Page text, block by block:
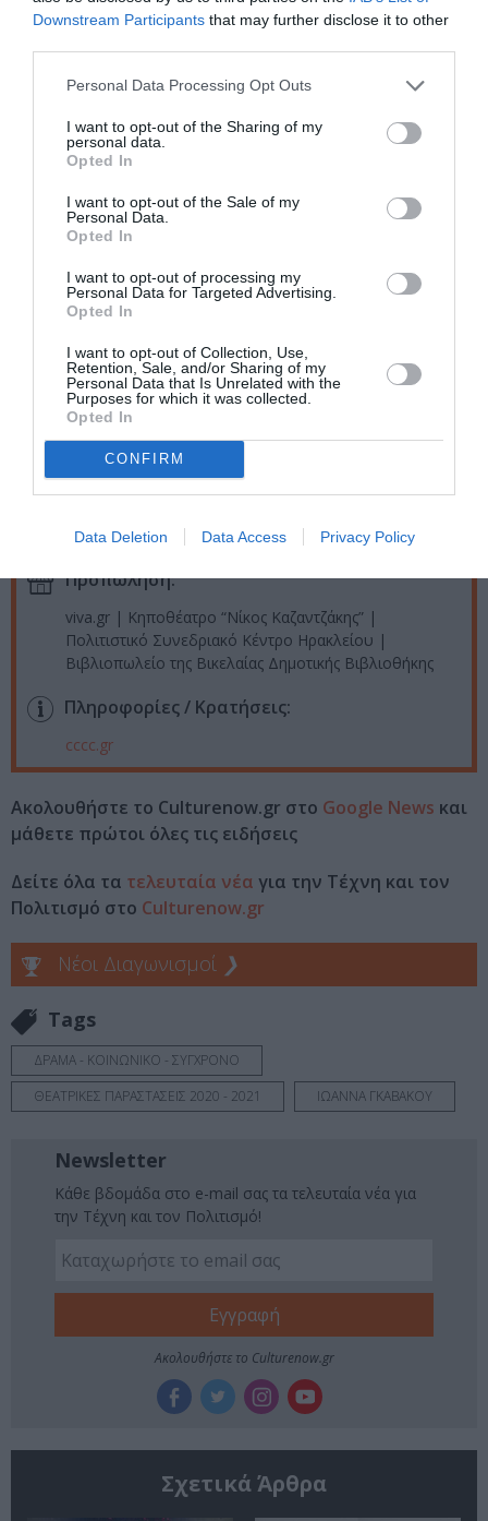
Downstream Participants that may further disclose it to other
Personal Data Processing Opt Outs
I want to opt-out of the Sharing of my
personal data.
Opted In
I want to opt-out of the Sale of my
Personal Data.
Opted In
I want to opt-out of processing my
Personal Data for Targeted Advertising.
Opted In
I want to opt-out of Collection, Use,
Retention, Sale, and/or Sharing of my
Personal Data that Is Unrelated with the
Purposes for which it was collected.
Opted In
CONFIRM
Data Deletion Data Access Privacy Policy
Ταυτότητα Εκδήλωσης
Ημερομηνία:
Από: 24/06/2021 Εως:
26/06/2021
21:30
Τοποθεσία:
Κηποθέατρο «Μάνος Χατζιδάκις», Λεωφ. Νικολαου
Πλαστηρα 26, Ηράκλειο, Κρήτη
Eισιτήρια:
πολύτεκνοι, φοιτητές, ανήλικοι)
Προπώληση:
viva.gr | Κηποθέατρο “Νίκος Καζαντζάκης” |
Πολιτιστικό Συνεδριακό Κέντρο Ηρακλείου |
Βιβλιοπωλείο της Βικελαίας Δημοτικής Βιβλιοθήκης
Πληροφορίες / Κρατήσεις:
cccc.gr
Ακολουθήστε το Culturenow.gr στο Google News και
μάθετε πρώτοι όλες τις ειδήσεις
Δείτε όλα τα τελευταία νέα για την Τέχνη και τον
Πολιτισμό στο Culturenow.gr
Νέοι Διαγωνισμοί ❯
Tags
ΔΡΑΜΑ - ΚΟΙΝΩΝΙΚΟ - ΣΥΓΧΡΟΝΟ
ΘΕΑΤΡΙΚΕΣ ΠΑΡΑΣΤΑΣΕΙΣ 2020 - 2021
ΙΩΑΝΝΑ ΓΚΑΒΑΚΟΥ
Newsletter
Κάθε βδομάδα στο e-mail σας τα τελευταία νέα για
την Τέχνη και τον Πολιτισμό!
Ακολουθήστε το Culturenow.gr
Σχετικά Άρθρα